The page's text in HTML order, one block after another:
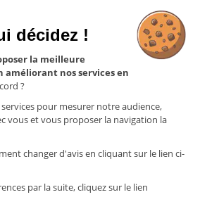
décidez !
la meilleure
améliorant nos services en
?
pour mesurer notre audience,
vous et vous proposer la navigation la
changer d'avis en cliquant sur le lien ci-
par la suite, cliquez sur le lien
Guide VMC
ACTUALITÉS
CONTACT
ESPACE PRO
Mentions légales
de confidentialité